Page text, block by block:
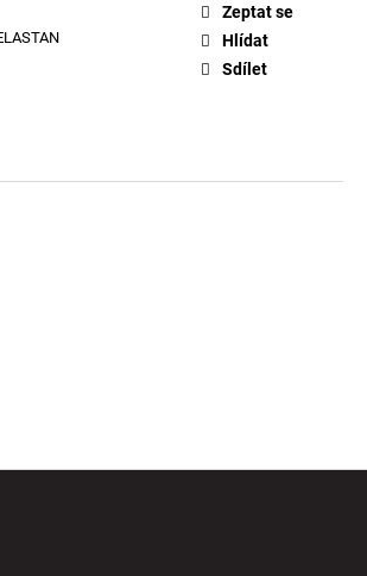
Zeptat se
Hlídat
Sdílet